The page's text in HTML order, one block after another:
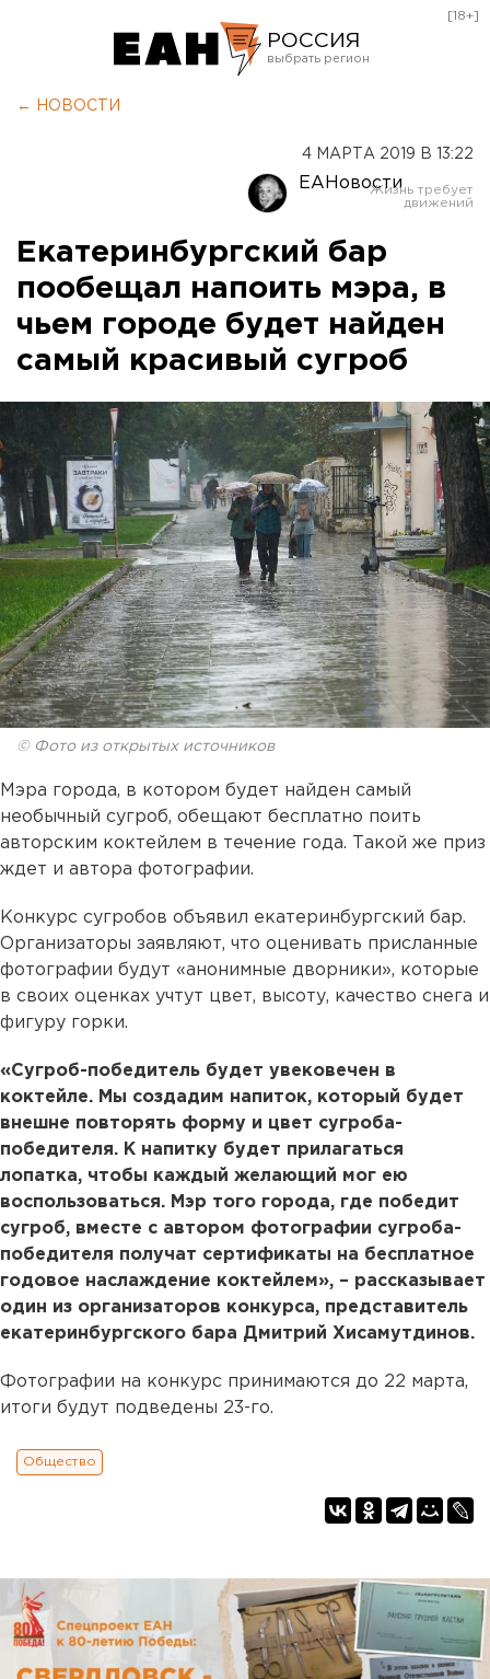
РОССИЯ
Оренбург
[18+]
← НОВОСТИ
4 МАРТА 2019 В 13:22
ЕАНовости
Екатеринбургский бар
пообещал напоить мэра, в
чьем городе будет найден
самый красивый сугроб
© Фото из открытых источников
Мэра города, в котором будет найден самый
необычный сугроб, обещают бесплатно поить
авторским коктейлем в течение года. Такой же приз
ждет и автора фотографии.
Конкурс сугробов объявил екатеринбургский бар.
Организаторы заявляют, что оценивать присланные
фотографии будут «анонимные дворники», которые
в своих оценках учтут цвет, высоту, качество снега и
фигуру горки.
«Сугроб-победитель будет увековечен в
коктейле. Мы создадим напиток, который будет
внешне повторять форму и цвет сугроба-
победителя. К напитку будет прилагаться
лопатка, чтобы каждый желающий мог ею
воспользоваться. Мэр того города, где победит
сугроб, вместе с автором фотографии сугроба-
победителя получат сертификаты на бесплатное
годовое наслаждение коктейлем», – рассказывает
один из организаторов конкурса, представитель
екатеринбургского бара Дмитрий Хисамутдинов.
Фотографии на конкурс принимаются до 22 марта,
итоги будут подведены 23-го.
Общество